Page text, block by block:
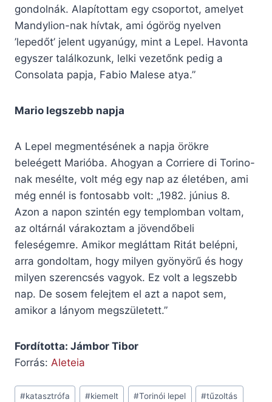
gondolnák. Alapítottam egy csoportot, amelyet
Mandylion-nak hívtak, ami ógörög nyelven
’lepedőt’ jelent ugyanúgy, mint a Lepel. Havonta
egyszer találkozunk, lelki vezetőnk pedig a
Consolata papja, Fabio Malese atya.”
Mario legszebb napja
A Lepel megmentésének a napja örökre
beleégett Marióba. Ahogyan a Corriere di Torino-
nak mesélte, volt még egy nap az életében, ami
még ennél is fontosabb volt: „1982. június 8.
Azon a napon szintén egy templomban voltam,
az oltárnál várakoztam a jövendőbeli
feleségemre. Amikor megláttam Ritát belépni,
arra gondoltam, hogy milyen gyönyörű és hogy
milyen szerencsés vagyok. Ez volt a legszebb
nap. De sosem felejtem el azt a napot sem,
amikor a lányom megszületett.”
Fordította: Jámbor Tibor
Forrás: Aleteia
Post
#katasztrófa #kiemelt #Torinói lepel #tűzoltás